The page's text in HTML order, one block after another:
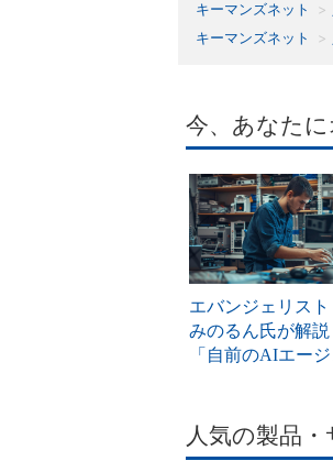
キーマンズネット
キーマンズネット